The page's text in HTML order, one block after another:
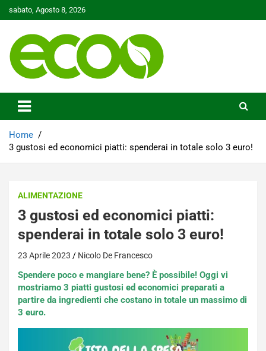
to
sabato, Agosto 8, 2026
Ecoo.it
Home
3 gustosi ed economici piatti: spenderai in totale solo 3 euro!
ALIMENTAZIONE
3 gustosi ed economici piatti:
spenderai in totale solo 3 euro!
23 Aprile 2023 Nicolo De Francesco
Spendere poco e mangiare bene? È possibile! Oggi vi
mostriamo 3 piatti gustosi ed economici preparati a
partire da ingredienti che costano in totale un massimo di
3 euro.